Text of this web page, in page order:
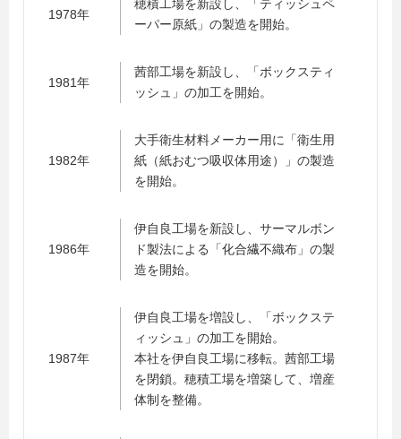
1978年
穂積工場を新設し、「ティッシュペ
ーパー原紙」の製造を開始。
1981年
茜部工場を新設し、「ボックスティ
ッシュ」の加工を開始。
1982年
大手衛生材料メーカー用に「衛生用
紙（紙おむつ吸収体用途）」の製造
を開始。
1986年
伊自良工場を新設し、サーマルボン
ド製法による「化合繊不織布」の製
造を開始。
1987年
伊自良工場を増設し、「ボックステ
ィッシュ」の加工を開始。
本社を伊自良工場に移転。茜部工場
を閉鎖。穂積工場を増築して、増産
体制を整備。